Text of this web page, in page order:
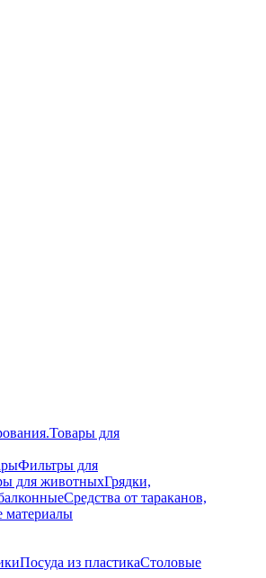
Товары для
Фильтры для
для животныхГрядки,
Средства от тараканов,
материалы
Посуда из пластикаСтоловые